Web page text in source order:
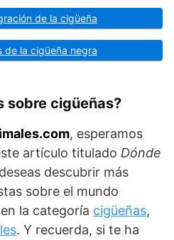
de la cigüeña
de la cigüeña negra
sobre cigüeñas?
, esperamos
artículo titulado Dónde
descubrir más
sobre el mundo
la categoría cigüeñas,
. Y recuerda, si te ha